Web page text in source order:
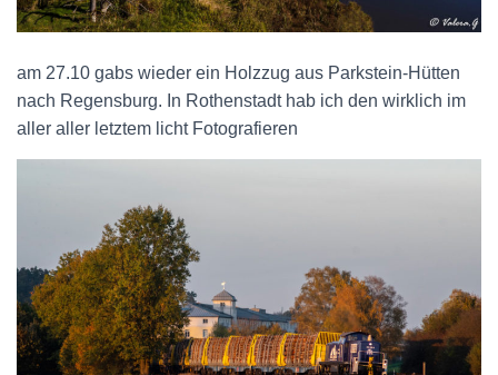
am 27.10 gabs wieder ein Holzzug aus Parkstein-Hütten
nach Regensburg. In Rothenstadt hab ich den wirklich im
aller aller letztem licht Fotografieren